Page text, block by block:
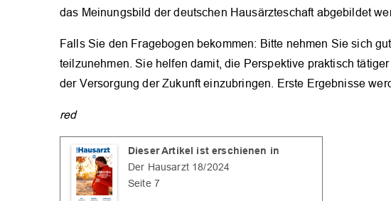
das Meinungsbild der deutschen Hausärzteschaft abgebildet
Falls Sie den Fragebogen bekommen: Bitte nehmen Sie sich
teilzunehmen. Sie helfen damit, die Perspektive praktisch
der Versorgung der Zukunft einzubringen. Erste Ergebnisse
red
Dieser Artikel ist erschienen in
Der Hausarzt 18/2024
Seite 7